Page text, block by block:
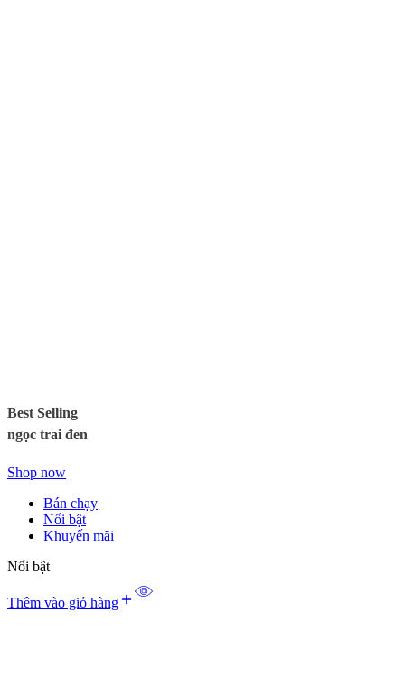
Best Selling
ngọc trai đen
Shop now
Bán chạy
Nổi bật
Khuyến mãi
Nổi bật
Thêm vào giỏ hàng